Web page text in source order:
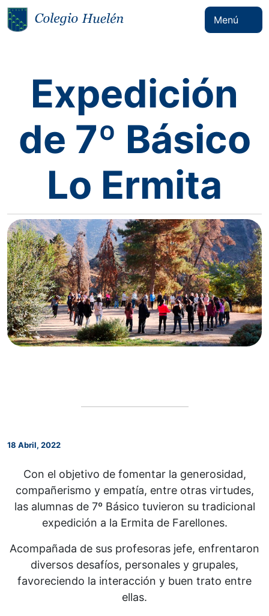
Menú
Expedición
de 7º Básico
Lo Ermita
18 Abril, 2022
Con el objetivo de fomentar la generosidad,
compañerismo y empatía, entre otras virtudes,
las alumnas de 7º Básico tuvieron su tradicional
expedición a la Ermita de Farellones.
Acompañada de sus profesoras jefe, enfrentaron
diversos desafíos, personales y grupales,
favoreciendo la interacción y buen trato entre
ellas.